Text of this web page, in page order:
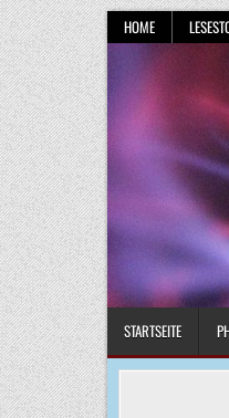
Skip
to
content
HOME
STARTSEITE